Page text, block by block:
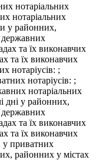
нотаріальних
нотаріальних
у районних,
державних
та їх виконавчих
та їх виконавчих
нотаріусів: ;
нотаріусів: ;
нотаріальних
дні у районних,
державних
та їх виконавчих
та їх виконавчих
у приватних
районних у містах